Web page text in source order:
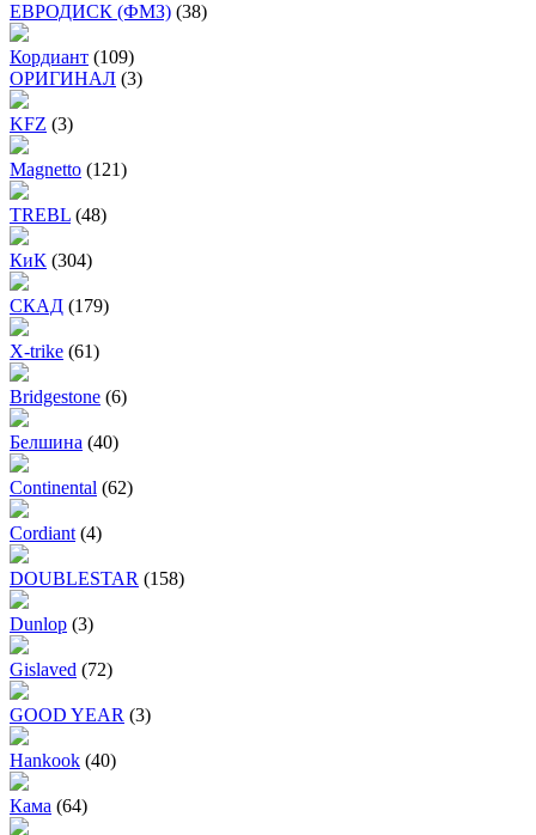
ЕВРОДИСК (ФМЗ) (38)
Кордиант (109)
ОРИГИНАЛ (3)
KFZ (3)
Magnetto (121)
TREBL (48)
КиК (304)
СКАД (179)
X-trike (61)
Bridgestone (6)
Белшина (40)
Continental (62)
Cordiant (4)
DOUBLESTAR (158)
Dunlop (3)
Gislaved (72)
GOOD YEAR (3)
Hankook (40)
Кама (64)